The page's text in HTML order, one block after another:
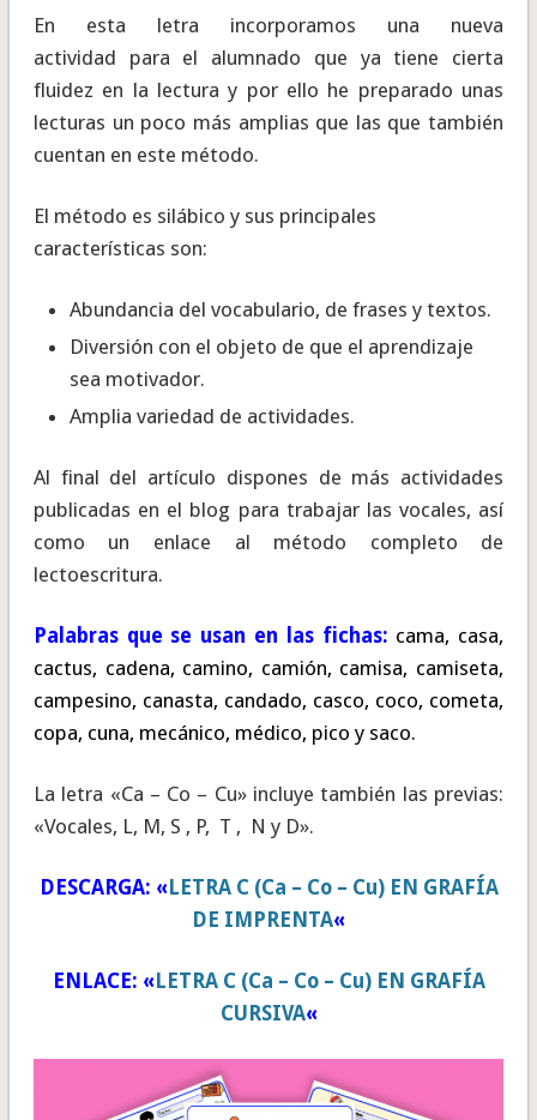
En esta letra incorporamos una nueva
actividad para el alumnado que ya tiene cierta
fluidez en la lectura y por ello he preparado unas
lecturas un poco más amplias que las que también
cuentan en este método.
El método es silábico y sus principales
características son:
Abundancia del vocabulario, de frases y textos.
Diversión con el objeto de que el aprendizaje
sea motivador.
Amplia variedad de actividades.
Al final del artículo dispones de más actividades
publicadas en el blog para trabajar las vocales, así
como un enlace al método completo de
lectoescritura.
Palabras que se usan en las fichas: cama, casa,
cactus, cadena, camino, camión, camisa, camiseta,
campesino, canasta, candado, casco, coco, cometa,
copa, cuna, mecánico, médico, pico y saco.
La letra «Ca – Co – Cu» incluye también las previas:
«Vocales, L, M, S , P, T , N y D».
DESCARGA: «LETRA C (Ca – Co – Cu) EN GRAFÍA
DE IMPRENTA«
ENLACE: «LETRA C (Ca – Co – Cu) EN GRAFÍA
CURSIVA«